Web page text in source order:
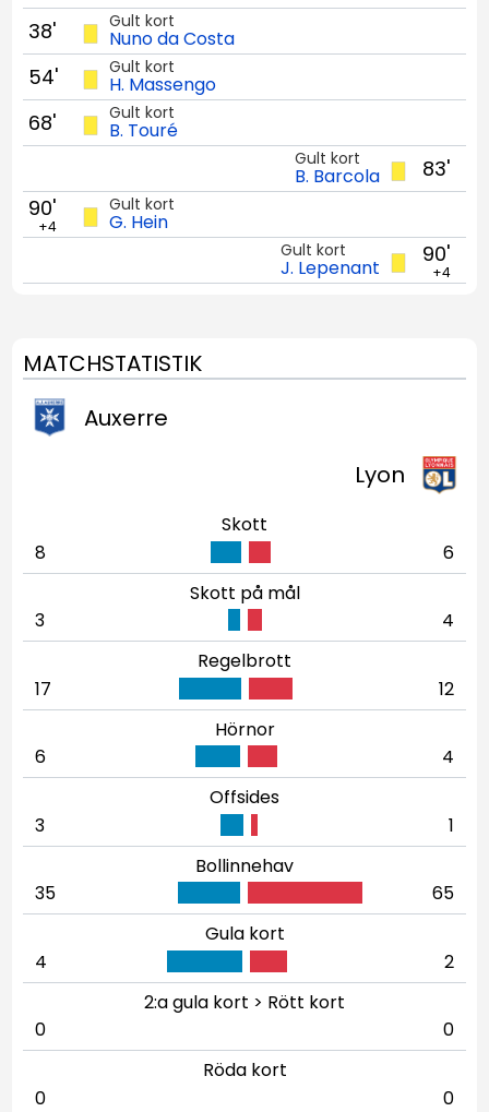
Gult kort
Nuno da Costa
38'
Gult kort
H. Massengo
54'
Gult kort
B. Touré
68'
83'
Gult kort
B. Barcola
Gult kort
G. Hein
90'
+4
90'
+4
Gult kort
J. Lepenant
MATCHSTATISTIK
Auxerre
Lyon
Skott
8
6
Skott på mål
3
4
Regelbrott
17
12
Hörnor
6
4
Offsides
3
1
Bollinnehav
35
65
Gula kort
4
2
2:a gula kort > Rött kort
0
0
Röda kort
0
0